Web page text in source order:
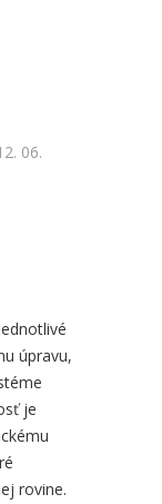
06.
úpravu,
je
rovine.